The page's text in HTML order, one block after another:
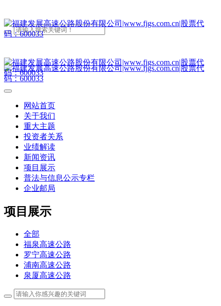
网站首页
关于我们
重大主题
投资者关系
业绩解读
新闻资讯
项目展示
普法与信息公示专栏
企业邮局
项目展示
全部
福泉高速公路
罗宁高速公路
浦南高速公路
泉厦高速公路